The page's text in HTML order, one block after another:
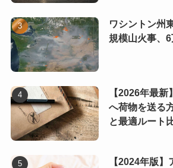
ワシントン州
規模山火事、
【2026年最
へ荷物を送る
と最適ルート
【2024年版